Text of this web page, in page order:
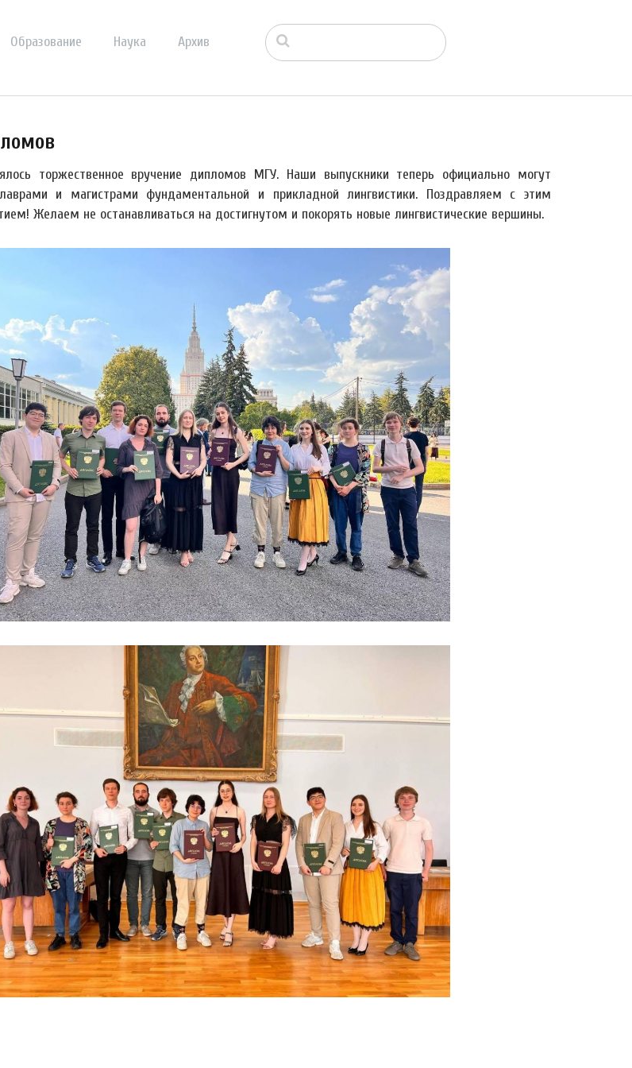
Образование Наука Архив
торжественное вручение дипломов МГУ. Наши выпускники теперь официально могут
и магистрами фундаментальной и прикладной лингвистики. Поздравляем с этим
Желаем не останавливаться на достигнутом и покорять новые лингвистические вершины.